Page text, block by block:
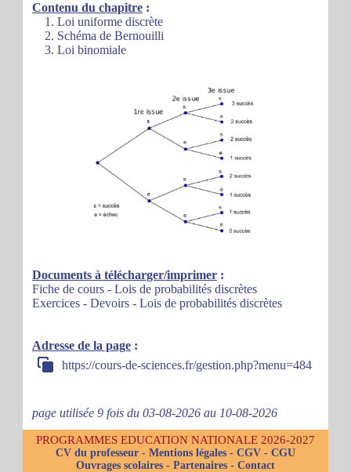
Contenu du chapitre :
1. Loi uniforme discrète
2. Schéma de Bernouilli
3. Loi binomiale
Documents à télécharger/imprimer :
Fiche de cours - Lois de probabilités discrètes
Exercices - Devoirs - Lois de probabilités discrètes
Adresse de la page :
https://cours-de-sciences.fr/gestion.php?menu=484
page utilisée 9 fois du 03-08-2026 au 10-08-2026
PROGRAMMES EDUCATION NATIONALE 2026-2027
CV du professeur - Mentions légales - CGV - CGU
Ouvrages scolaires - Partenaires - Contact